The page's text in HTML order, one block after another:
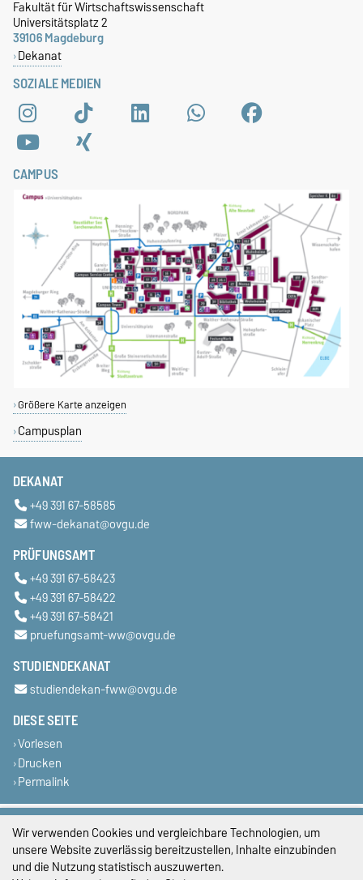
SOZIALE MEDIEN
Fakultät für Wirtschaftswissenschaft
Universitätsplatz 2
39106 Magdeburg
Dekanat
CAMPUS
Größere Karte anzeigen
Campusplan
DEKANAT
+49 391 67-58585
fww-dekanat@ovgu.de
PRÜFUNGSAMT
+49 391 67-58423
+49 391 67-58422
+49 391 67-58421
pruefungsamt-ww@ovgu.de
STUDIENDEKANAT
studiendekan-fww@ovgu.de
DIESE SEITE
Vorlesen
Drucken
Permalink
Impressum
Datenschutz
Wir verwenden Cookies und vergleichbare Technologien, um
unsere Website zuverlässig bereitzustellen, Inhalte einzubinden
und die Nutzung statistisch auszuwerten.